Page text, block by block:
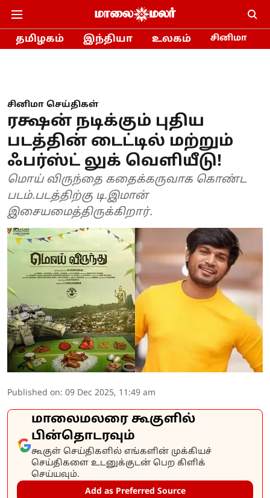
தமிழகம் இந்தியா உலகம் சினிமா
சினிமா செய்திகள்
ரக்ஷன் நடிக்கும் புதிய
படத்தின் டைட்டில் மற்றும்
ஃபர்ஸ்ட் லுக் வெளியீடு!
மொய் விருந்தை கதைக்கருவாக கொண்ட
படம்.படத்திற்கு டி.இமான்
இசையமைத்திருக்கிறார்.
Published on: 09 Dec 2025, 11:49 am
மாலைமலரை கூகுளில்
பின்தொடரவும்
கூகுள் செய்திகளில் எங்களின் முக்கியச்
செய்திகளை உடனுக்குடன் பெற கிளிக்
செய்யவும்.
Add as Preferred Source